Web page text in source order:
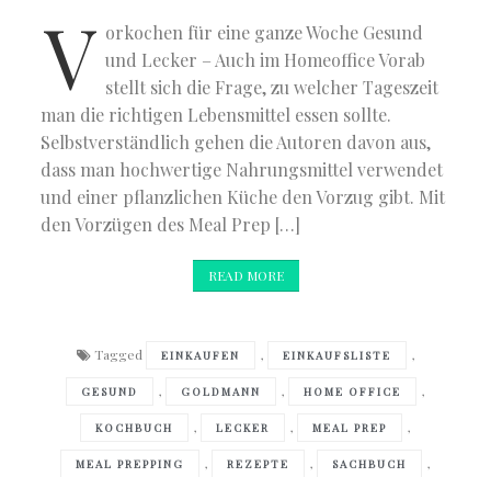
V orkochen für eine ganze Woche Gesund
und Lecker – Auch im Homeoffice Vorab
stellt sich die Frage, zu welcher Tageszeit
man die richtigen Lebensmittel essen sollte.
Selbstverständlich gehen die Autoren davon aus,
dass man hochwertige Nahrungsmittel verwendet
und einer pflanzlichen Küche den Vorzug gibt. Mit
den Vorzügen des Meal Prep […]
READ MORE
Tagged EINKAUFEN , EINKAUFSLISTE ,
GESUND , GOLDMANN , HOME OFFICE ,
KOCHBUCH , LECKER , MEAL PREP ,
MEAL PREPPING , REZEPTE , SACHBUCH ,